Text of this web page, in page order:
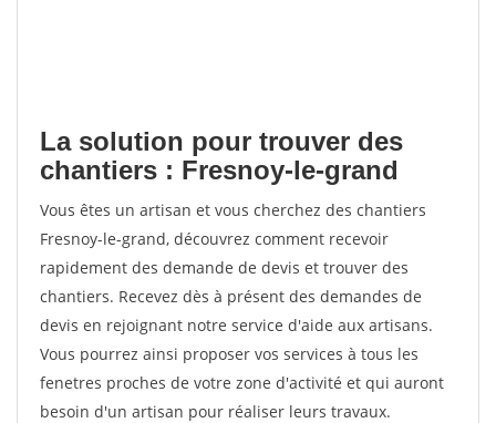
La solution pour trouver des
chantiers : Fresnoy-le-grand
Vous êtes un artisan et vous cherchez des chantiers
Fresnoy-le-grand, découvrez comment recevoir
rapidement des demande de devis et trouver des
chantiers. Recevez dès à présent des demandes de
devis en rejoignant notre service d'aide aux artisans.
Vous pourrez ainsi proposer vos services à tous les
fenetres proches de votre zone d'activité et qui auront
besoin d'un artisan pour réaliser leurs travaux.